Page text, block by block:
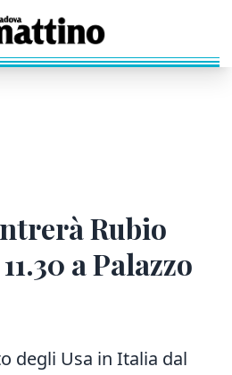
Rubio
a Palazzo
degli Usa in Italia dal